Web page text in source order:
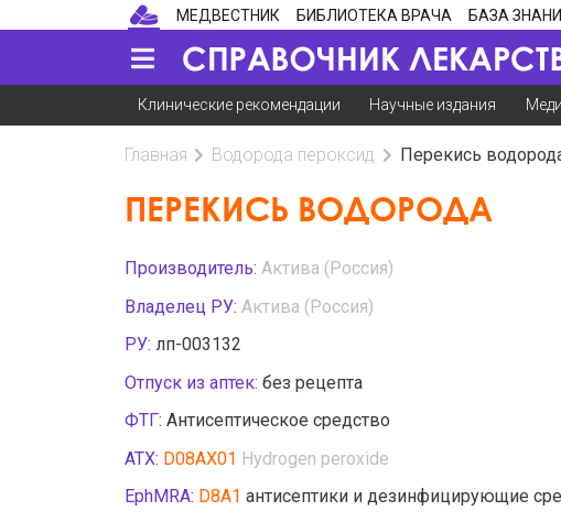
МЕДВЕСТНИК БИБЛИОТЕКА ВРАЧА БАЗА
Клинические рекомендации Научные издания
Главная Водорода пероксид Перекись
ПЕРЕКИСЬ ВОДОРОДА
Производитель: Актива (Россия)
Владелец РУ: Актива (Россия)
РУ: лп-003132
Отпуск из аптек: без рецепта
ФТГ: Антисептическое средство
АТХ: D08AX01 Hydrogen peroxide
EphMRA: D8A1 антисептики и дезинфицирующие